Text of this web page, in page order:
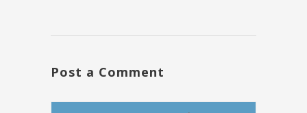
Post a Comment